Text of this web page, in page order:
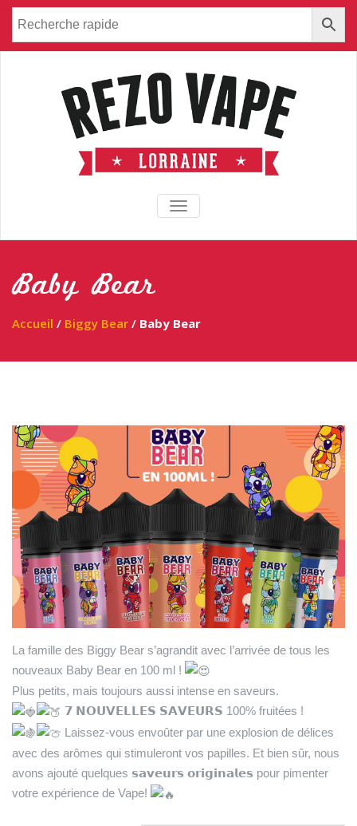
TOGGLE NAVIGATION
Baby Bear
Accueil / Biggy Bear / Baby Bear
La famille des Biggy Bear s’agrandit avec l’arrivée de tous les
nouveaux Baby Bear en 100 ml !
Plus petits, mais toujours aussi intense en saveurs.
𝟳 𝗡𝗢𝗨𝗩𝗘𝗟𝗟𝗘𝗦 𝗦𝗔𝗩𝗘𝗨𝗥𝗦 100% fruitées !
Laissez-vous envoûter par une explosion de délices
avec des arômes qui stimuleront vos papilles. Et bien sûr, nous
avons ajouté quelques 𝘀𝗮𝘃𝗲𝘂𝗿𝘀 𝗼𝗿𝗶𝗴𝗶𝗻𝗮𝗹𝗲𝘀 pour pimenter
votre expérience de Vape!